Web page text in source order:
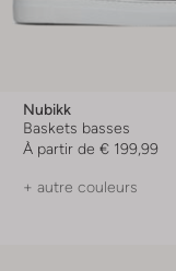
Nubikk
Baskets basses
À partir de € 199,99
+ autre couleurs